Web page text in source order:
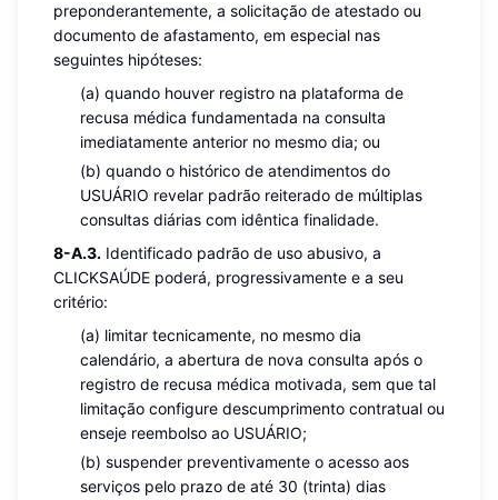
preponderantemente, a solicitação de atestado ou
documento de afastamento, em especial nas
seguintes hipóteses:
(a) quando houver registro na plataforma de
recusa médica fundamentada na consulta
imediatamente anterior no mesmo dia; ou
(b) quando o histórico de atendimentos do
USUÁRIO revelar padrão reiterado de múltiplas
consultas diárias com idêntica finalidade.
8-A.3. Identificado padrão de uso abusivo, a
CLICKSAÚDE poderá, progressivamente e a seu
critério:
(a) limitar tecnicamente, no mesmo dia
calendário, a abertura de nova consulta após o
registro de recusa médica motivada, sem que tal
limitação configure descumprimento contratual ou
enseje reembolso ao USUÁRIO;
(b) suspender preventivamente o acesso aos
serviços pelo prazo de até 30 (trinta) dias